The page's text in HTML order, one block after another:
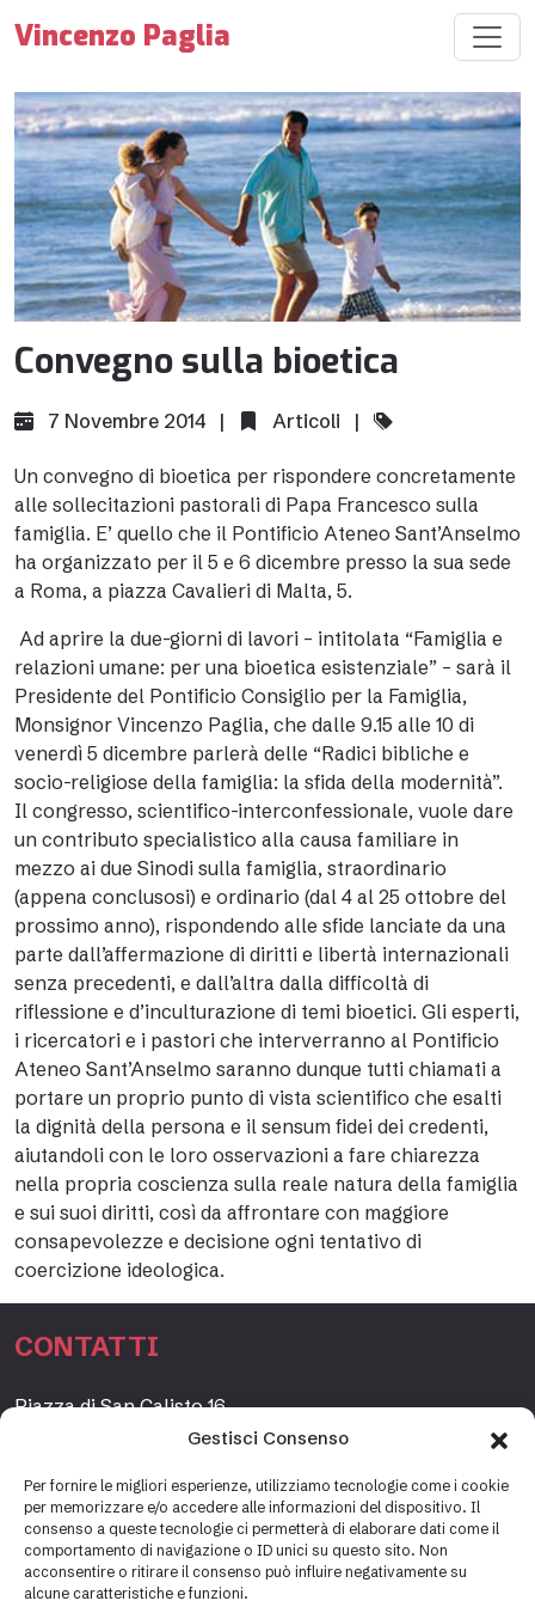
Gestisci Consenso
Per fornire le migliori esperienze, utilizziamo tecnologie come i cookie
per memorizzare e/o accedere alle informazioni del dispositivo. Il
consenso a queste tecnologie ci permetterà di elaborare dati come il
comportamento di navigazione o ID unici su questo sito. Non
acconsentire o ritirare il consenso può influire negativamente su
alcune caratteristiche e funzioni.
Vincenzo Paglia
Convegno sulla bioetica
7 Novembre 2014 | Articoli |
Un convegno di bioetica per rispondere concretamente
alle sollecitazioni pastorali di Papa Francesco sulla
famiglia. E’ quello che il Pontificio Ateneo Sant’Anselmo
ha organizzato per il 5 e 6 dicembre presso la sua sede
a Roma, a piazza Cavalieri di Malta, 5.
Ad aprire la due-giorni di lavori – intitolata “Famiglia e
relazioni umane: per una bioetica esistenziale” – sarà il
Presidente del Pontificio Consiglio per la Famiglia,
Monsignor Vincenzo Paglia, che dalle 9.15 alle 10 di
venerdì 5 dicembre parlerà delle “Radici bibliche e
socio-religiose della famiglia: la sfida della modernità”.
Il congresso, scientifico-interconfessionale, vuole dare
un contributo specialistico alla causa familiare in
mezzo ai due Sinodi sulla famiglia, straordinario
(appena conclusosi) e ordinario (dal 4 al 25 ottobre del
prossimo anno), rispondendo alle sfide lanciate da una
parte dall’affermazione di diritti e libertà internazionali
senza precedenti, e dall’altra dalla difficoltà di
riflessione e d’inculturazione di temi bioetici. Gli esperti,
i ricercatori e i pastori che interverranno al Pontificio
Ateneo Sant’Anselmo saranno dunque tutti chiamati a
portare un proprio punto di vista scientifico che esalti
la dignità della persona e il sensum fidei dei credenti,
aiutandoli con le loro osservazioni a fare chiarezza
nella propria coscienza sulla reale natura della famiglia
e sui suoi diritti, così da affrontare con maggiore
consapevolezze e decisione ogni tentativo di
coercizione ideologica.
CONTATTI
Piazza di San Calisto 16,
www.fondazioneetagrande.org
SEGRETERIA